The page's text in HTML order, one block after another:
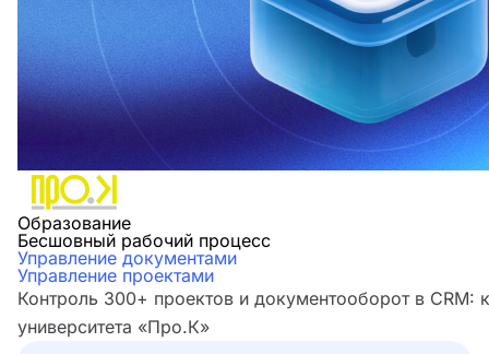
Образование
Бесшовный рабочий процесс
Управление документами
Управление проектами
Контроль 300+ проектов и документооборот в CRM:
университета «Про.К»